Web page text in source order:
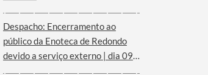
Despacho: Encerramento ao
público da Enoteca de Redondo
devido a serviço externo | dia 09